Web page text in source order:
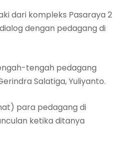
dari kompleks Pasaraya 2
dengan pedagang di
tengah pedagang
Salatiga, Yuliyanto.
para pedagang di
ketika ditanya